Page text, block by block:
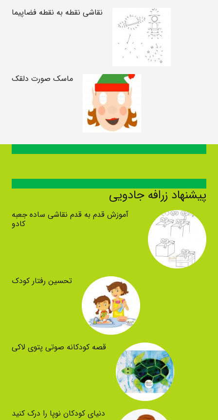
نقاشی نقطه به نقطه فضاپیما
ماسک صورت دلقک
پیشنهاد زرافه جادویی
آموزش قدم به قدم نقاشی ساده جعبه
کادو
تحسین رفتار کودک
قصه کودکانه صوتی پتوی لاکی
دنیای کودکان نوپا را درک کنید